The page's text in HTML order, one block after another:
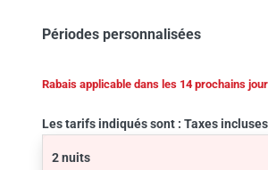
Périodes personnalisées
Rabais applicable dans les 14 prochains
Les tarifs indiqués sont : Taxes incluses
2 nuits